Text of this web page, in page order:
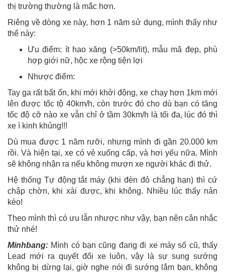
thị trường thường là mắc hơn.
Riêng về dòng xe này, hơn 1 năm sử dụng, mình thấy như
thế này:
Ưu điểm: ít hao xăng (>50km/lit), mẫu mã đẹp, phù
hợp giới nữ, hộc xe rộng tiện lợi
Nhược điểm:
Tay ga rất bất ổn, khi mới khởi động, xe chạy hơn 1km mới
lên được tốc tộ 40km/h, còn trước đó cho dù bạn có tăng
tốc độ cỡ nào xe vẫn chỉ ở tầm 30km/h là tối đa, lúc đó thì
xe ì kinh khủng!!!
Dù mua được 1 năm rưỡi, nhưng mình đi gần 20.000 km
rồi. Và hiện tại, xe có vẻ xuống cấp, và hơi yếu nữa. Mình
sẽ không nhận ra nếu không mượn xe người khác đi thử.
Hệ thống Tự động tắt máy (khi đèn đỏ chẳng hạn) thì cứ
chập chờn, khi xài được, khi không. Nhiều lúc thấy nản
kèo!
Theo mình thì có ưu lẫn nhược như vậy, bạn nên cân nhắc
thử nhé!
Minhbang: Mình có bạn cũng đang đi xe máy số cũ, thấy
Lead mới ra quyết đổi xe luôn, vậy là sự sung sướng
không bị dừng lại, giờ nghe nói đi sướng lắm bạn, không